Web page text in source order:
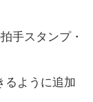
手スタンプ・
るように追加